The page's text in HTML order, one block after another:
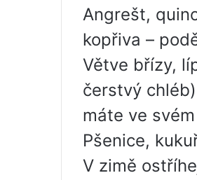
Angrešt,
kopřiva –
Větve břízy,
čerstvý
máte ve
Pšenice,
V zimě